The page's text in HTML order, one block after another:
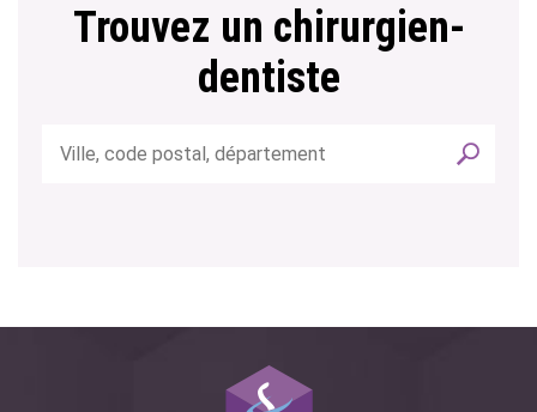
Trouvez un chirurgien-
dentiste